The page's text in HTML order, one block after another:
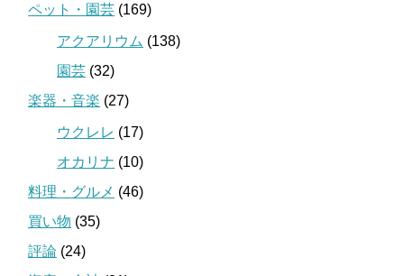
ペット・園芸 (169)
アクアリウム (138)
園芸 (32)
楽器・音楽 (27)
ウクレレ (17)
オカリナ (10)
料理・グルメ (46)
買い物 (35)
評論 (24)